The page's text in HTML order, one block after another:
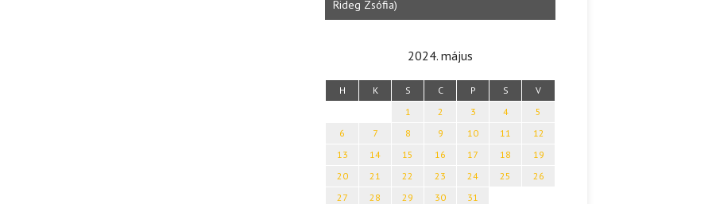
Rideg Zsófia)
2024. május
H K S C P S V
1 2 3 4
5
6
7 8 9 10 11
12
13
14 15 16 17 18
19
20
21 22 23 24 25
26
27
28 29 30 31